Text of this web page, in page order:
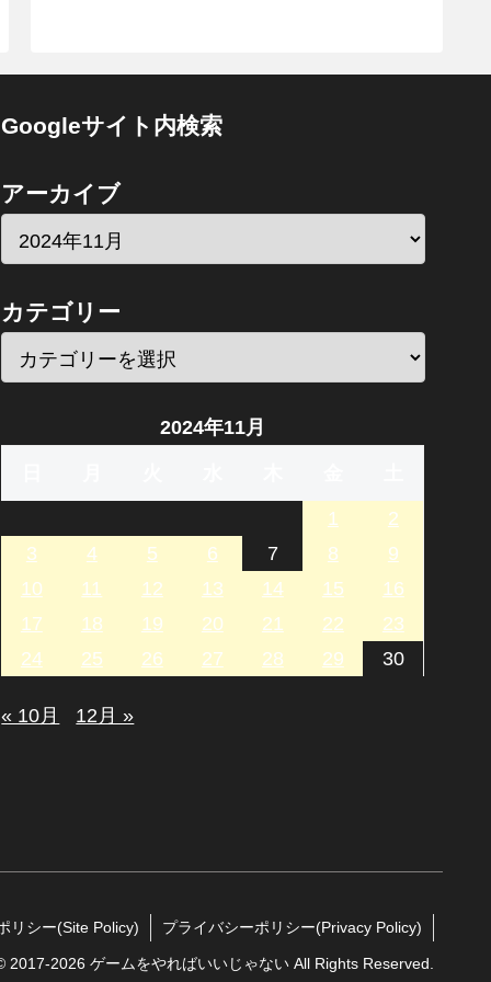
Googleサイト内検索
アーカイブ
カテゴリー
2024年11月
1
2
3
4 5 6 7 8
9
10
11 12 13 14 15
16
17
18 19 20 21 22
23
24
25 26 27 28 29 30
« 10月 12月 »
リシー(Site Policy) プライバシーポリシー(Privacy Policy)
2017-2026 ゲームをやればいいじゃない All Rights Reserved.